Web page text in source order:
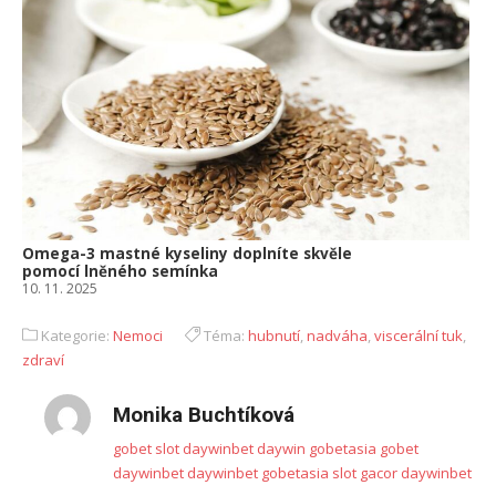
Omega-3 mastné kyseliny doplníte skvěle
pomocí lněného semínka
10. 11. 2025
Kategorie: Nemoci Téma: hubnutí,nadváha,viscerální tuk,
zdraví
Monika Buchtíková
gobet slot daywinbet daywin gobetasia gobet
daywinbet daywinbet gobetasia slot gacor daywinbet